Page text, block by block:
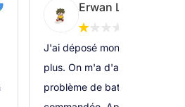
Erwan Lénié
J'ai déposé mon ordinateur
plus. On m'a d'abord dit le
problème de batterie et